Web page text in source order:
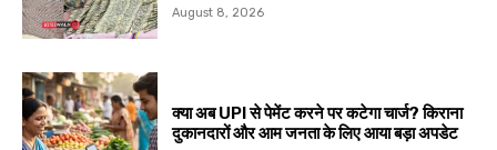
August 8, 2026
क्या अब UPI से पेमेंट करने पर कटेगा चार्ज? किराना
दुकानदारों और आम जनता के लिए आया बड़ा अपडेट